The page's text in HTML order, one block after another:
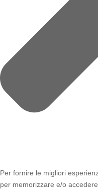
Per fornire le migliori
per memorizzare e/o